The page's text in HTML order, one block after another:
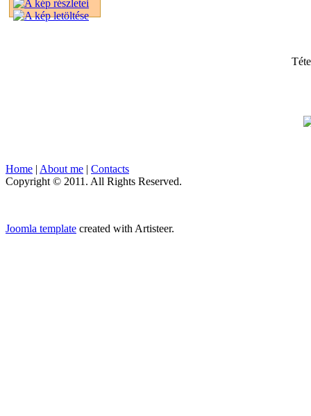
Home | About me | Contacts
Copyright © 2011. All Rights Reserved.
Joomla template created with Artisteer.